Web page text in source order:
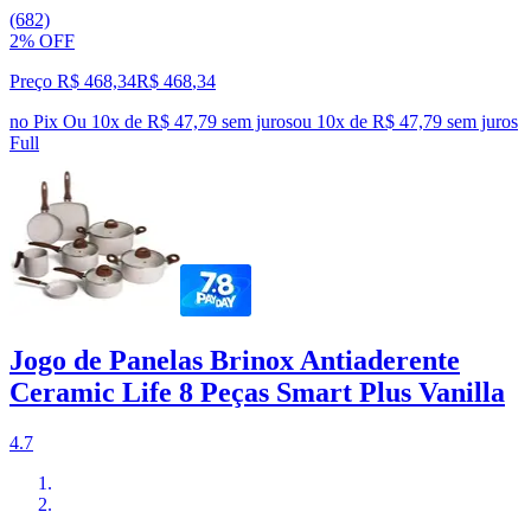
(682)
2% OFF
Preço R$ 468,34R$ 468,34
no Pix Ou 10x de R$ 47,79 sem jurosou 10x de R$ 47,79 sem juros
Full
Jogo de Panelas Brinox Antiaderente
Ceramic Life 8 Peças Smart Plus Vanilla
4.7